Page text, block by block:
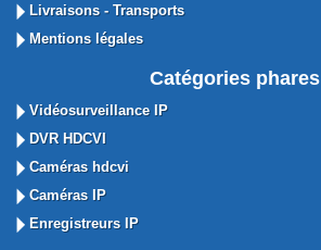
Livraisons - Transports
Mentions légales
Catégories phares
Vidéosurveillance IP
DVR HDCVI
Caméras hdcvi
Caméras IP
Enregistreurs IP